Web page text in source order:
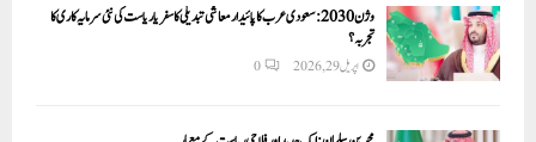
وژن 2030:سعودی عرب کا پائیدار معاشی تبدیلی کا سفر یا ریاست کی نئی سرمایہ کاری کا
تجربہ؟
اپریل 29, 2026 0